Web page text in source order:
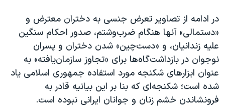
در ادامه از تصاویر تعرض جنسی به دختران معترض و
«دستمالی»‌ آنها هنگام ضرب‌وشتم، صدور احکام سنگین
علیه زندانیان، و «دست‌چین» شدن دختران و پسران
نوجوان در بازداشت‌گاه‌ها برای «تجاوز سازمان‌یافته» به
عنوان ابزارهای شکنجه مورد استفاده جمهوری اسلامی یاد
شده است؛ شکنجه‌ای که بنا بر این بیانیه قادر به
فرونشاندن خشم زنان و جوانان ایرانی نبوده است.